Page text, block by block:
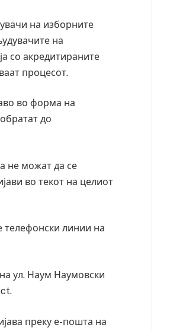
на изборните
на
со акредитираните
процесот.
во форма на
до
не можат да се
во текот на целиот
телефонски линии на
ул. Наум Наумовски
преку е-пошта на